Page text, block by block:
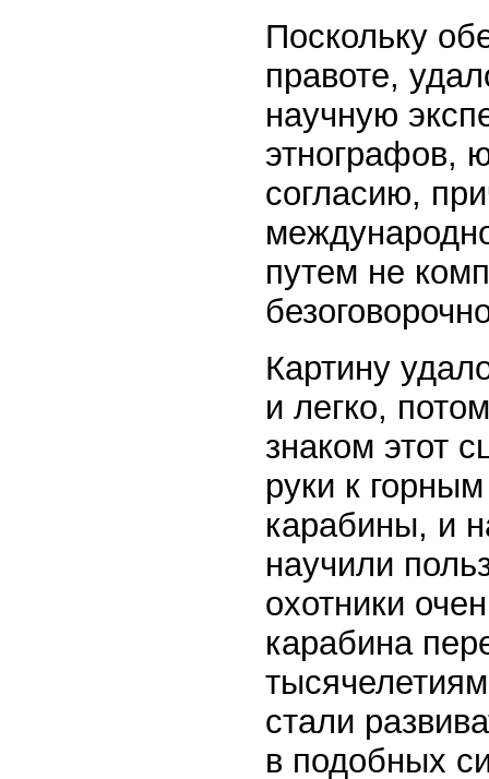
Поскольку
правоте,
научную
этнографов,
согласию,
путем не
Картину
и легко,
знаком этот
руки к
карабины, и
научили
охотники
карабина
стали
в подобных